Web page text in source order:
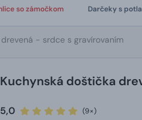
so zámočkom Darčeky s
- srdce s gravírovaním
Kuchynská doštička
5,0 (9×)